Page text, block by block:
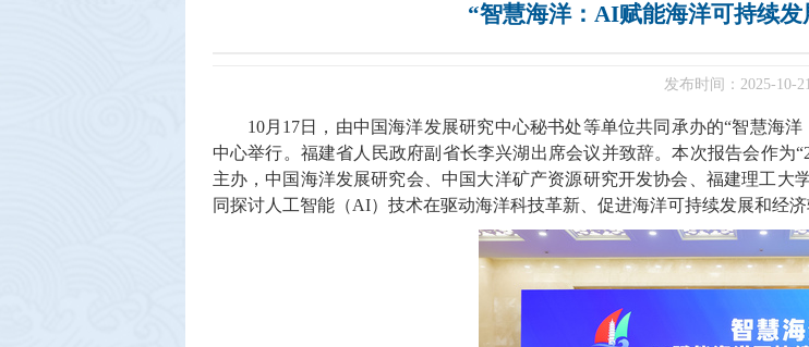
“智慧海洋：AI赋能海洋可持续
发布时间：2025-10-
10月17日，由中国海洋发展研究中心秘书处等单位共同承办的“智慧海
中心举行。福建省人民政府副省长李兴湖出席会议并致辞。本次报告会作为
主办，中国海洋发展研究会、中国大洋矿产资源研究开发协会、福建理工大
同探讨人工智能（AI）技术在驱动海洋科技革新、促进海洋可持续发展和经济